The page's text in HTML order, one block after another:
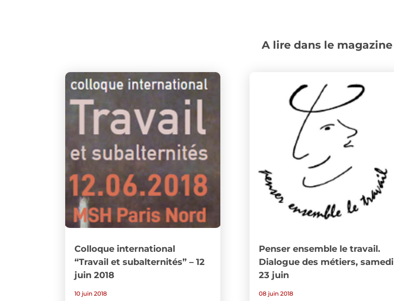
A lire dans le magazine
Colloque international
“Travail et subalternités” – 12
juin 2018
10 juin 2018
Penser ensemble le travail.
Dialogue des métiers, samedi
23 juin
08 juin 2018